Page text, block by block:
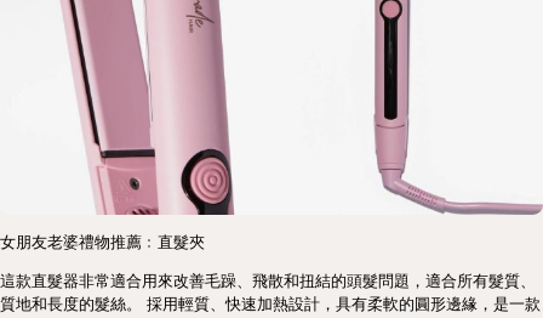
女朋友老婆禮物推薦﹕直髮夾
這款直髮器非常適合用來改善毛躁、飛散和扭結的頭髮問題，適合所有髮質、
質地和長度的髮絲。 採用輕質、快速加熱設計，具有柔軟的圓形邊緣，是一款